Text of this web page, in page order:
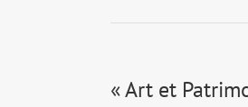
« Art et